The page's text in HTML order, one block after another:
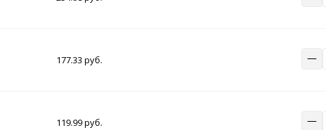
177.33 руб.
119.99 руб.